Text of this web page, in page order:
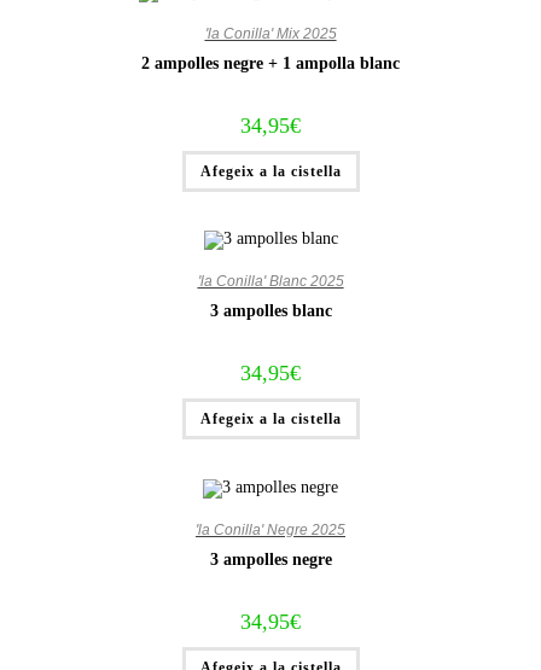
'la Conilla' Mix 2025
2 ampolles negre + 1 ampolla blanc
34,95€
Afegeix a la cistella
'la Conilla' Blanc 2025
3 ampolles blanc
34,95€
Afegeix a la cistella
'la Conilla' Negre 2025
3 ampolles negre
34,95€